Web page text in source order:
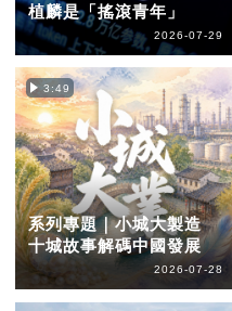
植麟是「搖滾青年」
2026-07-29
3:49
系列專題｜小城大製造
十城故事解碼中國發展
2026-07-28